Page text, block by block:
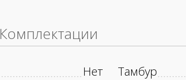
Комплектации
Нет
Тамбур